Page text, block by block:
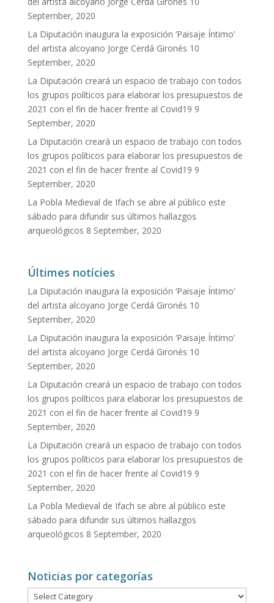
September, 2020
La Diputación inaugura la exposición ‘Paisaje Íntimo’
del artista alcoyano Jorge Cerdá Gironés 10
September, 2020
La Diputación creará un espacio de trabajo con todos
los grupos políticos para elaborar los presupuestos de
2021 con el fin de hacer frente al Covid19 9
September, 2020
La Diputación creará un espacio de trabajo con todos
los grupos políticos para elaborar los presupuestos de
2021 con el fin de hacer frente al Covid19 9
September, 2020
La Pobla Medieval de Ifach se abre al público este
sábado para difundir sus últimos hallazgos
arqueológicos 8 September, 2020
Últimes notícies
La Diputación inaugura la exposición ‘Paisaje Íntimo’
del artista alcoyano Jorge Cerdá Gironés 10
September, 2020
La Diputación inaugura la exposición ‘Paisaje Íntimo’
del artista alcoyano Jorge Cerdá Gironés 10
September, 2020
La Diputación creará un espacio de trabajo con todos
los grupos políticos para elaborar los presupuestos de
2021 con el fin de hacer frente al Covid19 9
September, 2020
La Diputación creará un espacio de trabajo con todos
los grupos políticos para elaborar los presupuestos de
2021 con el fin de hacer frente al Covid19 9
September, 2020
La Pobla Medieval de Ifach se abre al público este
sábado para difundir sus últimos hallazgos
arqueológicos 8 September, 2020
Noticias por categorías
Noticias